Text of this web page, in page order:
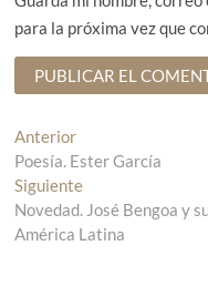
para la próxima vez que
N
a
v
e
Anterior
n
t
r
a
Poesía. Ester García
Siguiente
n
t
Novedad. José Bengoa y
América Latina